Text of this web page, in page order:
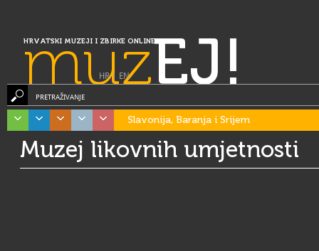
HRVATSKI MUZEJI I ZBIRKE ONLINE
muzEJ!
HR| EN
PRETRAŽIVANJE
Slavonija, Baranja i Srijem
Muzej likovnih umjetnosti